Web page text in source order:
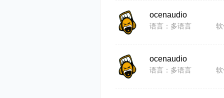
Framework
ocenaudio
台开发库。
ocenaudio
语言：多语言
ocenaudio
语言：多语言